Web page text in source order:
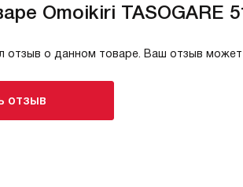
Omoikiri TASOGARE
отзыв о данном товаре. Ваш отзыв может
отзыв